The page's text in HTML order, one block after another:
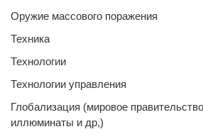
Оружие массового поражения
Техника
Технологии
Технологии управления
Глобализация (мировое
иллюминаты и др,)